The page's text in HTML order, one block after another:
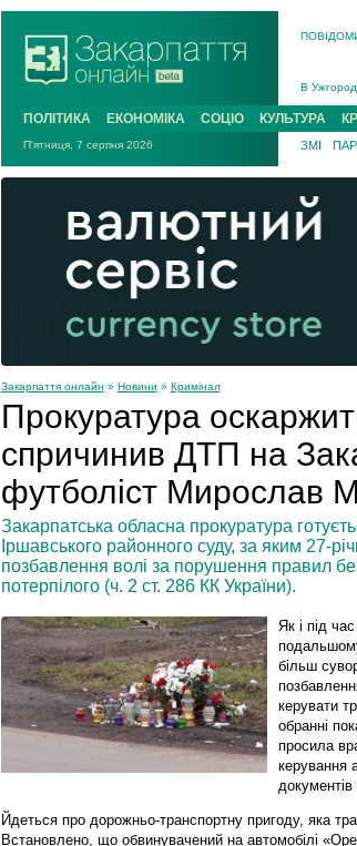
В
В
На війні
На
ПОЛІТИКА ЕКОНОМІКА СОЦІО КУЛЬТУРА
П'ятниця, 7 серпня 2026 ЗМІ
Закарпаття онлайн » Новини » Кримінал
Прокуратура
спричинив ДТП на
футболіст Мирослав
Закарпатська обласна прокуратура
Іршавського районного суду, за яким 27-
позбавлення волі за порушення правил
потерпілого (ч. 2 ст. 286 КК України).
Як і під
більш
керувати
обранні
просила
керування
документів
Йдеться про дорожньо-транспортну пригоду, яка
Встановлено, що обвинувачений на автомобілі